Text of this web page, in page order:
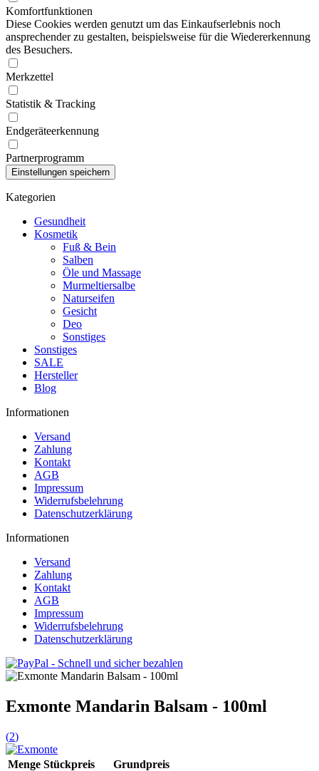
Komfortfunktionen
Diese Cookies werden genutzt um das Einkaufserlebnis noch
ansprechender zu gestalten, beispielsweise für die Wiedererkennung
des Besuchers.
Merkzettel
Statistik & Tracking
Endgeräteerkennung
Partnerprogramm
Kategorien
Gesundheit
Kosmetik
Fuß & Bein
Salben
Öle und Massage
Murmeltiersalbe
Naturseifen
Gesicht
Deo
Sonstiges
Sonstiges
SALE
Hersteller
Blog
Informationen
Versand
Zahlung
Kontakt
AGB
Impressum
Widerrufsbelehrung
Datenschutzerklärung
Informationen
Versand
Zahlung
Kontakt
AGB
Impressum
Widerrufsbelehrung
Datenschutzerklärung
Exmonte Mandarin Balsam - 100ml
(2)
Menge Stückpreis
Grundpreis